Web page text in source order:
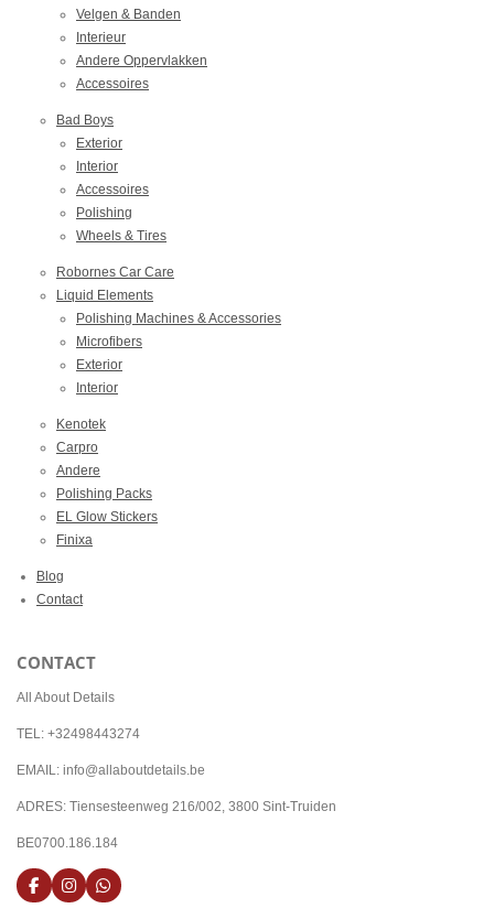
Velgen & Banden
Interieur
Andere Oppervlakken
Accessoires
Bad Boys
Exterior
Interior
Accessoires
Polishing
Wheels & Tires
Robornes Car Care
Liquid Elements
Polishing Machines & Accessories
Microfibers
Exterior
Interior
Kenotek
Carpro
Andere
Polishing Packs
EL Glow Stickers
Finixa
Blog
Contact
CONTACT
All About Details
TEL: +32498443274
EMAIL: info@allaboutdetails.be
ADRES: Tiensesteenweg 216/002, 3800 Sint-Truiden
BE0700.186.184
F
a
I
n
W
h